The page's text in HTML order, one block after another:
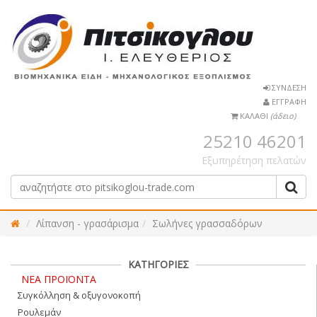
ΣΥΝΔΕΣΗ
ΕΓΓΡΑΦΗ
ΚΑΛΑΘΙ (άδειο)
25210 46201
Εξυπηρέτηση πελατών
Λίπανση - γρασάρισμα Σωλήνες γρασσαδόρων
ΚΑΤΗΓΟΡΙΕΣ
ΝΕΑ ΠΡΟΪΟΝΤΑ
Συγκόλληση & οξυγονοκοπή
Ρουλεμάν